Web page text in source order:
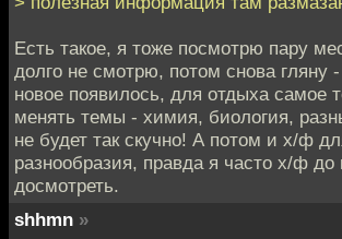
Есть такое, я тоже посмотрю пару
долго не смотрю, потом снова гляну
новое появилось, для отдыха самое
менять темы - химия, биология,
не будет так скучно! А потом и х/ф
разнообразия, правда я часто х/ф до
досмотреть.
shhmn »